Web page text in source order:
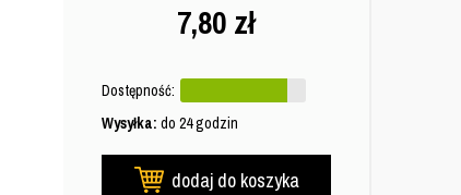
7,80 zł
Dostępność:
Wysyłka: do 24 godzin
dodaj do koszyka